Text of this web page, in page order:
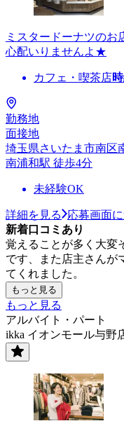
ミスタードーナツのお
心配いりませんよ★
カフェ・喫茶店
勤務地
面接地
埼玉県さいたま市南区
南浦和駅 徒歩4分
未経験OK
詳細を見る
応募画面
新着口コミあり
覚えることが多く大変
です、また店主さんが
てくれました。
もっと見る
もっと見る
アルバイト・パート
ikka イオンモール与野